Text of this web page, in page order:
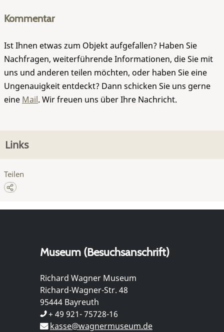
Kommentar
Ist Ihnen etwas zum Objekt aufgefallen? Haben Sie
Nachfragen, weiterführende Informationen, die Sie mit
uns und anderen teilen möchten, oder haben Sie eine
Ungenauigkeit entdeckt? Dann schicken Sie uns gerne
eine Mail. Wir freuen uns über Ihre Nachricht.
Links
Teilen
Museum (Besuchsanschrift)
Richard Wagner Museum
Richard-Wagner-Str. 48
95444 Bayreuth
+ 49 921- 75728-16
kasse@wagnermuseum.de